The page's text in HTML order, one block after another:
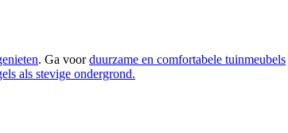
. Ga voorduurzame en comfortabele tuinmeubels
als stevige ondergrond.